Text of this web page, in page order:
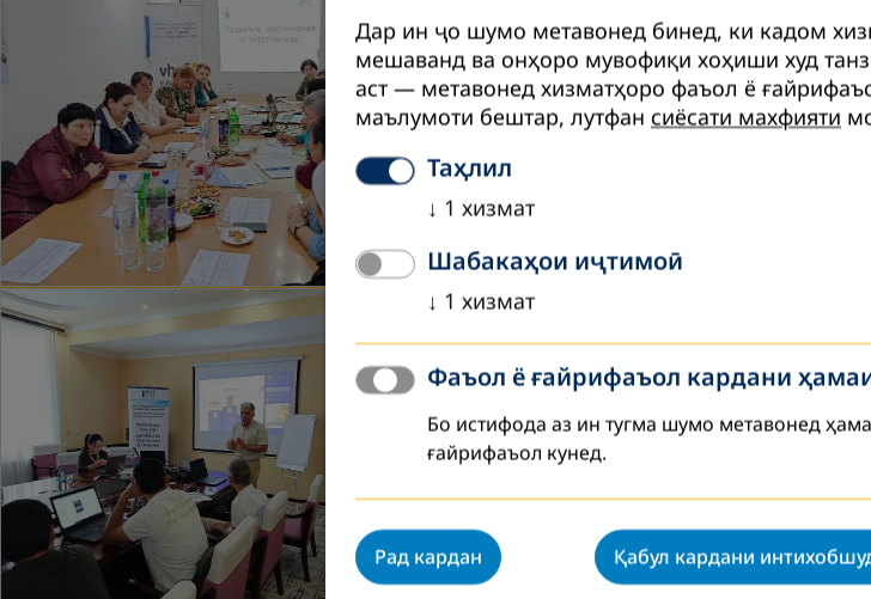
«Шоми Душанбе» — Ҳамкории
19 сентябри соли 2025 дар шаҳри Душанбе
DVV International дар Тоҷикистон
Read more
Август 2025
ВАҚТЕ САЛОҲИЯТҲОИ РАҚАМӢ
Баррасӣ ва дида баромадани барномаи
рақамӣ, амният ва эҷоди муҳтавои рақамӣ –
Дар ин ҷо шумо метавонед бинед, ки кадом
мешаванд ва онҳоро мувофиқи хоҳиши худ
аст — метавонед хизматҳоро фаъол ё
маълумоти бештар, лутфан сиёсати махфияти
Таҳлил
↓ 1 хизмат
Шабакаҳои иҷтимоӣ
↓ 1 хизмат
Фаъол ё ғайрифаъол кардани
Бо истифода аз ин тугма шумо метавонед
ғайрифаъол кунед.
Рад кардан Қабул кардани